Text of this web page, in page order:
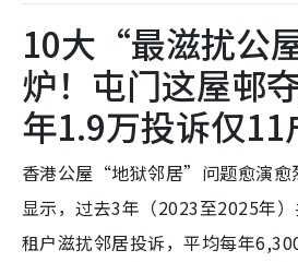
10大“最滋扰公
炉！屯门这屋邨
年1.9万投诉仅11
香港公屋“地狱邻居”问题愈演愈
显示，过去3年（2023至2025年
租户滋扰邻居投诉，平均每年